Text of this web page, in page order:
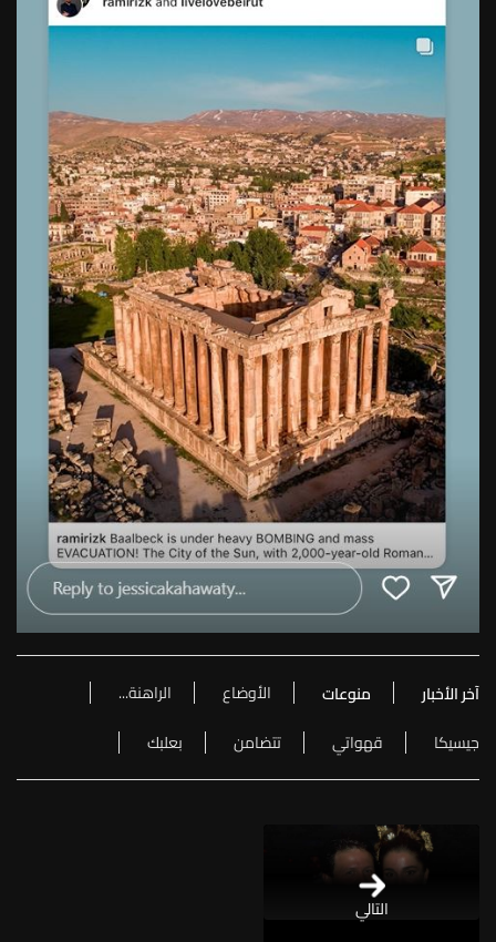
آخر الأخبار منوعات الأوضاع
الراهنة...
جيسيكا
قهواتي تتضامن بعلبك
التالي